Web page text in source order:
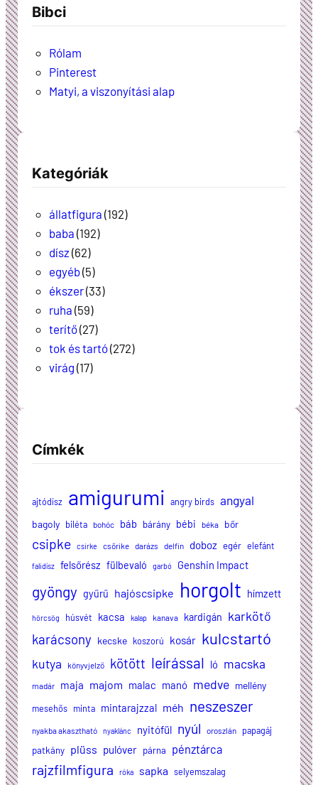
Bibci
Rólam
Pinterest
Matyi, a viszonyítási alap
Kategóriák
állatfigura (192)
baba (192)
dísz (62)
egyéb(5)
ékszer(33)
ruha (59)
terítő(27)
tok és tartó(272)
virág (17)
Címkék
ajtódísz amigurumi angry birds angyal
bagoly biléta bohóc báb bárány bébi béka bőr
csipke csirke csőrike darázs delfin doboz egér elefánt
falidísz felsőrész fülbevaló garbó Genshin Impact
gyöngy gyűrű hajóscsipke horgolt hímzett
hörcsög húsvét kacsa kalap kanava kardigán karkötő
karácsony kecske koszorú kosár kulcstartó
kutya könyvjelző kötött leírással ló macska
madár maja majom malac manó medve mellény
mesehős minta mintarajzzal méh neszeszer
nyakba akasztható nyaklánc nyitófül nyúl oroszlán
papagáj
patkány plüss pulóver párna pénztárca
rajzfilmfigura róka sapka selyemszalag